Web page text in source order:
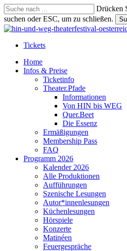
Skip
to
main
content
Drücken
suchen oder ESC, um zu schließen.
Suche
Tickets
suchen
Menu
Home
Infos & Preise
Ticketinfo
Theater.Pfade
Informationen
Von HIN bis WEG
Quer.Beet
Die Essenz
Ermäßigungen
Membership Pass
FAQ
Programm 2026
Kalender 2026
Alle Produktionen
Aufführungen
Szenische Lesungen
Autor*innenlesungen
Küchenlesungen
Hörspiele
Konzerte
Matinéen
Feuergespräche